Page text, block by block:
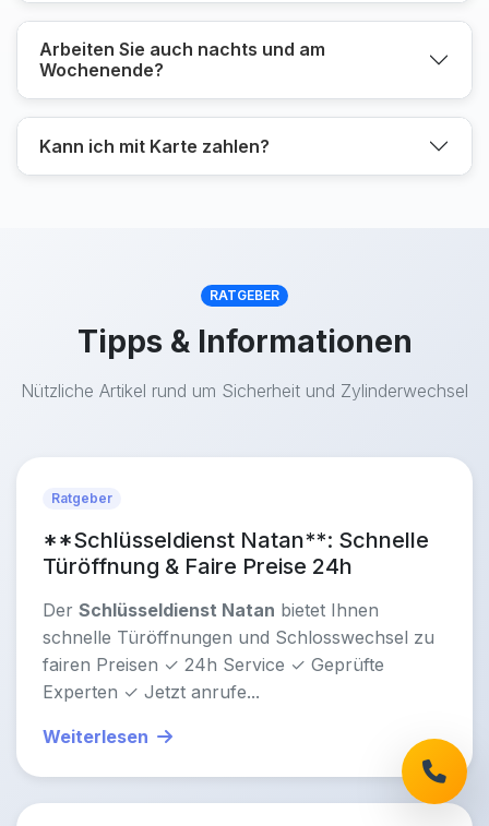
Arbeiten Sie auch nachts und am
Wochenende?
Kann ich mit Karte zahlen?
RATGEBER
Tipps & Informationen
Nützliche Artikel rund um Sicherheit und Zylinderwechsel
Ratgeber
**Schlüsseldienst Natan**: Schnelle
Türöffnung & Faire Preise 24h
Der Schlüsseldienst Natan bietet Ihnen
schnelle Türöffnungen und Schlosswechsel zu
fairen Preisen ✓ 24h Service ✓ Geprüfte
Experten ✓ Jetzt anrufe...
Weiterlesen